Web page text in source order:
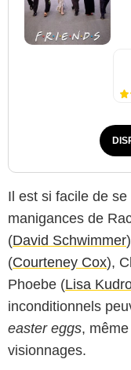
Il est si facile de
manigances de
(David Schwimmer
(Courteney Cox),
Phoebe (Lisa
inconditionnels
easter eggs,
visionnages.